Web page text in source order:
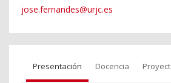
jose.fernandes@urjc.es
Presentación Docencia